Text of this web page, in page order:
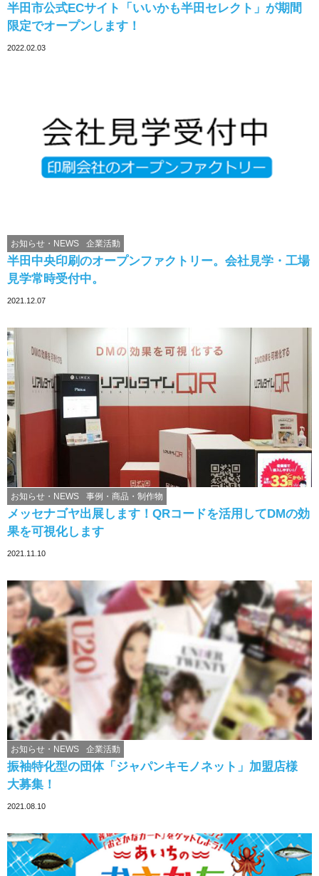
半田市公式ECサイト「いいかも半田セレクト」が期間
限定でオープンします！
2022.02.03
半田中央印刷のオープンファクトリー。会社見学・工場
見学常時受付中。
お知らせ・NEWS 企業活動
2021.12.07
メッセナゴヤ出展します！QRコードを活用してDMの効
果を可視化します
お知らせ・NEWS 事例・商品・制作物
2021.11.10
振袖特化型の団体「ジャパンキモノネット」加盟店様
大募集！
お知らせ・NEWS 企業活動
2021.08.10